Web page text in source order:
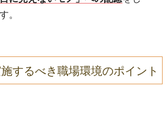
。
するべき職場環境のポイント